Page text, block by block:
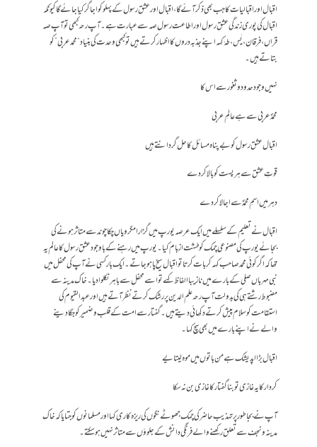
اقبال اور اقبالیات کا جب بھی ذکر آئے گا،اقبال اور عشق رسول کے پہلو کو اجاگر کیا جائے گا کیونکہ
اقبال کی پوری زندگی عشق رسول اور اطاعت رسول صہ سے عبارت ہے۔آپ رحہ کبھی تو آپ صہ
قراں ،فرقان،یٰس،طہٰ کہہ اپنے جذبہ دروں کا اظہار کرتے ہیں تو کبھی وحدت کی بنیاد “محمد عربی” کو
بتاتے ہیں۔
نہیں وجود حدود و ثغور سے اس کا
محمدؐ عربی سے ہے عالمِ عربی
اقبال عشق رسول کو بے پناہ مسائل کا حل گردانتے ہیں
قوتِ عشق سے ہر پست کو بالا کر دے
دہر میں اسمِ محمدؐ سے اجالا کر دے
اقبال نے تعلیم کے سلسلے میں ایک عرصہ یورپ میں گزارا مگر ویاں چکا چوند سے متاثر ہونے کی
بجائے یورپ کی مصنوعی چمک کو طشت ازبام کیا۔یورپ میں رہنے کے باوجود عشق رسول کا عالم یہ
تھا کہ اگر کوئی محمد صاحب کہہ کر بات کرتا تو اقبال سیخ پا ہو جاتے۔ایک بار کسی نے آپ کی محفل میں
نبی مہرباں صلی کے بارے میں نازیبا الفاظ کہے تو اسے محفل سے باہر نکلوا دیا۔خاک مدینہ سے
مضبوط رشتے ہی کی بدولت آپ رحہ علم الدین پر رشک کرتے نظر آتے ہیں اور عبد القیوم کی
استقامت کو سلام پیش کرتے دکھائی دیتے ہیں۔گفتار سے امت کے قلب و ضمیر کو جگا دینے
والے نے اپنے بارے میں بھی سچ کہا۔
اقبال بڑا اپدیشک ہے من باتوں میں موہ لیتا یے
کردار کا یہ غازی تو بنا گفتار کا غازی بن نہ سکا
آپ نے بجا طور پر تہذیب حاضر کی چمک جھوٹے نگوں کی ریزہ کاری کہا اور مسلمانوں کو جتایا کہ خاک
مدینہ ونجف سے تعلق رکھنے والے فرنگی دانش کے جلوؤں سے متاثر نہیں ہو سکتے۔